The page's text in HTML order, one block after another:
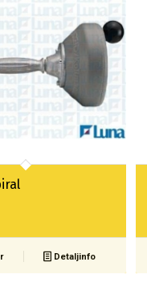
Detaljinfo